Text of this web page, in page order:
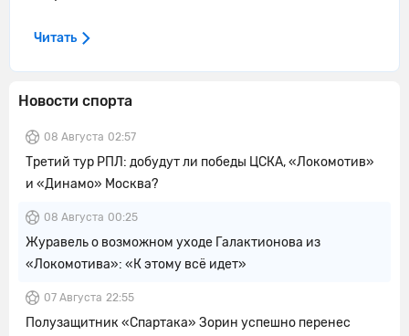
Новости спорта
08 Августа 02:57
Третий тур РПЛ: добудут ли победы ЦСКА, «Локомотив»
и «Динамо» Москва?
08 Августа 00:25
Журавель о возможном уходе Галактионова из
«Локомотива»: «К этому всё идет»
07 Августа 22:55
Полузащитник «Спартака» Зорин успешно перенес
Читать